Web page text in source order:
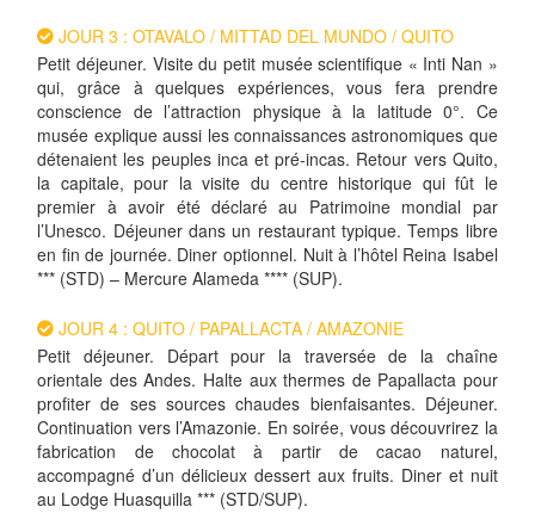
JOUR 3 : OTAVALO / MITTAD DEL MUNDO / QUITO
Petit déjeuner. Visite du petit musée scientifique « Inti Nan »
qui, grâce à quelques expériences, vous fera prendre
conscience de l’attraction physique à la latitude 0°. Ce
musée explique aussi les connaissances astronomiques que
détenaient les peuples inca et pré-incas. Retour vers Quito,
la capitale, pour la visite du centre historique qui fût le
premier à avoir été déclaré au Patrimoine mondial par
l’Unesco. Déjeuner dans un restaurant typique. Temps libre
en fin de journée. Diner optionnel. Nuit à l’hôtel Reina Isabel
*** (STD) – Mercure Alameda **** (SUP).
JOUR 4 : QUITO / PAPALLACTA / AMAZONIE
Petit déjeuner. Départ pour la traversée de la chaîne
orientale des Andes. Halte aux thermes de Papallacta pour
profiter de ses sources chaudes bienfaisantes. Déjeuner.
Continuation vers l’Amazonie. En soirée, vous découvrirez la
fabrication de chocolat à partir de cacao naturel,
accompagné d’un délicieux dessert aux fruits. Diner et nuit
au Lodge Huasquilla *** (STD/SUP).